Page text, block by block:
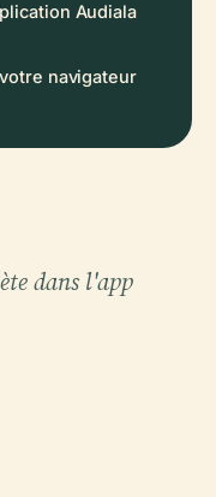
Audiala
navigateur
dans l'app